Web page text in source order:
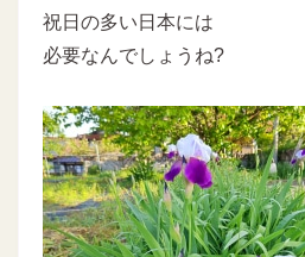
祝日の多い日本には
必要なんでしょうね?